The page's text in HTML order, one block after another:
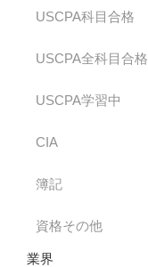
USCPA科目合格
USCPA全科目合格
USCPA学習中
CIA
簿記
資格その他
業界